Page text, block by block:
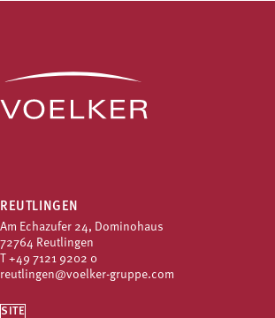
REUTLINGEN
Am Echazufer 24, Dominohaus
72764 Reutlingen
T +49 7121 9202 0
reutlingen@voelker-gruppe.com
SITE